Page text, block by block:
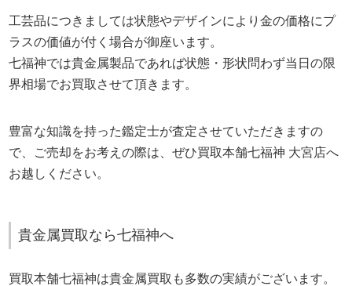
工芸品につきましては状態やデザインにより金の価格にプ
ラスの価値が付く場合が御座います。
七福神では貴金属製品であれば状態・形状問わず当日の限
界相場でお買取させて頂きます。
豊富な知識を持った鑑定士が査定させていただきますの
で、ご売却をお考えの際は、ぜひ買取本舗七福神 大宮店へ
お越しください。
貴金属買取なら七福神へ
買取本舗七福神は貴金属買取も多数の実績がございます。